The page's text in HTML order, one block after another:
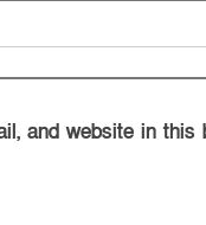
and website in